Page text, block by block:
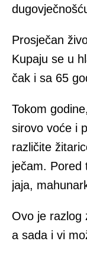
Prosječan
Kupaju se u
čak i sa 65
Tokom
sirovo voće i
različite
ječam. Pored
jaja,
Ovo je razlog
a sada i vi